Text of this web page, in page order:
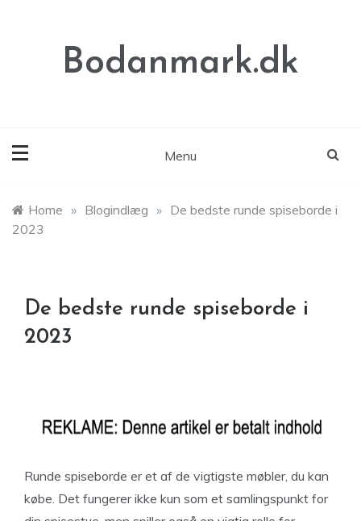
Bodanmark.dk
Menu
Home » Blogindlæg » De bedste runde spiseborde i
2023
De bedste runde spiseborde i
2023
Runde spiseborde er et af de vigtigste møbler, du kan
købe. Det fungerer ikke kun som et samlingspunkt for